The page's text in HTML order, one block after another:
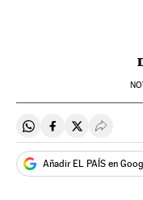
Compartir en
Compartir en
Compartir
Añadir EL PAÍS en